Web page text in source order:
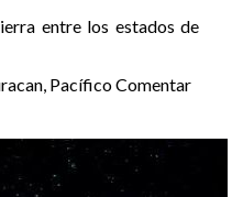
entre los estados de
, PacíficoComentar